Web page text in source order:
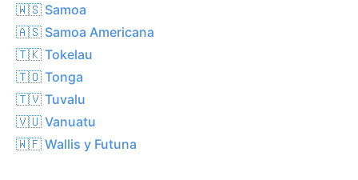
🇼🇸 Samoa
🇦🇸 Samoa Americana
🇹🇰 Tokelau
🇹🇴 Tonga
🇹🇻 Tuvalu
🇻🇺 Vanuatu
🇼🇫 Wallis y Futuna